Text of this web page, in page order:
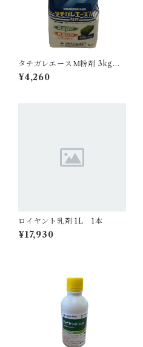
タチガレエースＭ粉剤 3kg 1
袋
¥4,260
ロイヤント乳剤 1L 1本
¥17,930